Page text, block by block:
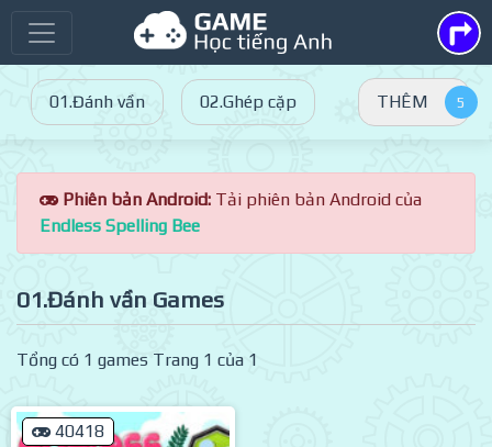
01.Đánh vần 02.Ghép cặp THÊM
Phiên bản Android: Tải phiên bản Android của
Endless Spelling Bee
01.Đánh vần Games
Tổng có 1 games Trang 1 của 1
40418